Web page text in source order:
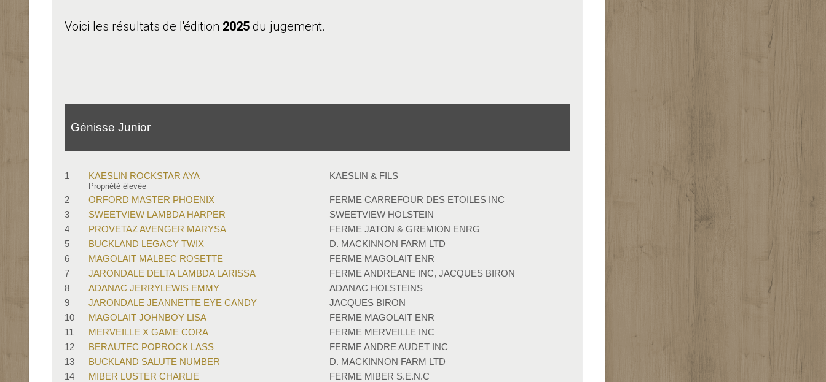
Voici les résultats de l'édition 2025 du jugement.
Génisse Junior
1 KAESLIN ROCKSTAR AYA
Propriété élevée
KAESLIN & FILS
2 ORFORD MASTER PHOENIX
FERME CARREFOUR DES ETOILES INC
3
SWEETVIEW LAMBDA HARPER
SWEETVIEW HOLSTEIN
4
PROVETAZ AVENGER MARYSA
FERME JATON & GREMION ENRG
5
BUCKLAND LEGACY TWIX
D. MACKINNON FARM LTD
6
MAGOLAIT MALBEC ROSETTE
FERME MAGOLAIT ENR
7
JARONDALE DELTA LAMBDA LARISSA
FERME ANDREANE INC, JACQUES BIRON
8
ADANAC JERRYLEWIS EMMY
ADANAC HOLSTEINS
9
JARONDALE JEANNETTE EYE CANDY
JACQUES BIRON
10
MAGOLAIT JOHNBOY LISA
FERME MAGOLAIT ENR
11
MERVEILLE X GAME CORA
FERME MERVEILLE INC
12
BERAUTEC POPROCK LASS
FERME ANDRE AUDET INC
13
BUCKLAND SALUTE NUMBER
D. MACKINNON FARM LTD
14
MIBER LUSTER CHARLIE
FERME MIBER S.E.N.C